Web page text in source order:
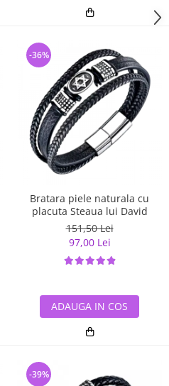
Bratara piele naturala cu
placuta Steaua lui David
151,50 Lei
97,00 Lei
-36%
ADAUGA IN COS
-39%